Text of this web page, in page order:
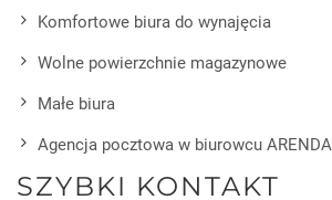
Komfortowe biura do wynajęcia
Wolne powierzchnie magazynowe
Małe biura
Agencja pocztowa w biurowcu ARENDA
SZYBKI KONTAKT